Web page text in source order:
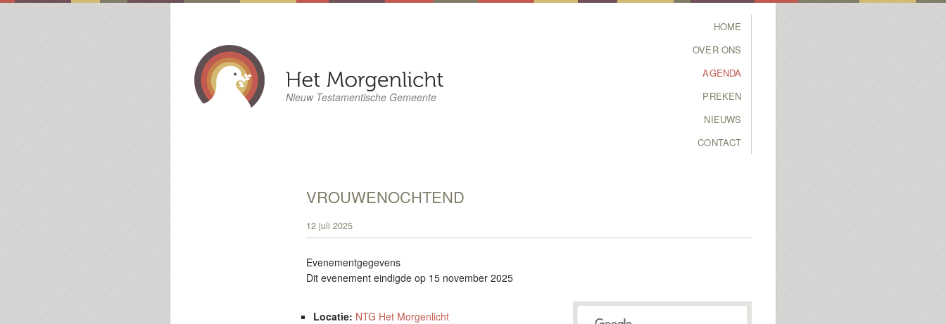
Nieuw Testamentische Gemeente
SKIP TO PRIMARY
CONTENT
SKIP TO SECONDARY
CONTENT
HOME
OVER ONS
AGENDA
PREKEN
NIEUWS
CONTACT
VROUWENOCHTEND
12 juli 2025
Evenementgegevens
Dit evenement eindigde op 15 november 2025
Locatie: NTG Het Morgenlicht